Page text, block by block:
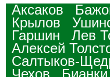
Аксаков
Крылов
Гаршин
Лев
Алексей
Салтыков-